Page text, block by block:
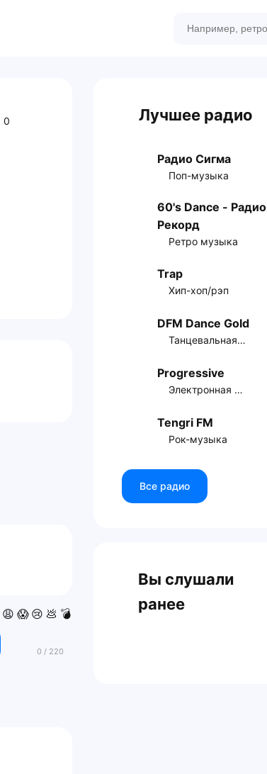
0
😩 😱 😢 💩 💣
Лучшее радио
Радио Сигма
Поп-музыка
60's Dance - Радио
Рекорд
Ретро музыка
Trap
Хип-хоп/рэп
DFM Dance Gold
Танцевальная музыка
Progressive
Электронная музыка
Tengri FM
Рок-музыка
Все радио
Вы слушали
ранее